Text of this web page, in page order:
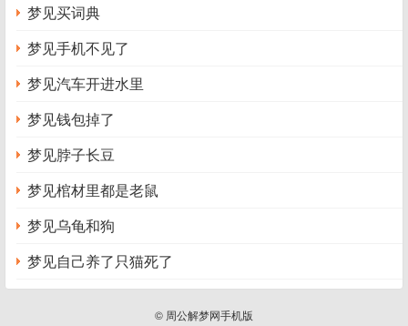
梦见买词典
梦见手机不见了
梦见汽车开进水里
梦见钱包掉了
梦见脖子长豆
梦见棺材里都是老鼠
梦见乌龟和狗
梦见自己养了只猫死了
© 周公解梦网手机版